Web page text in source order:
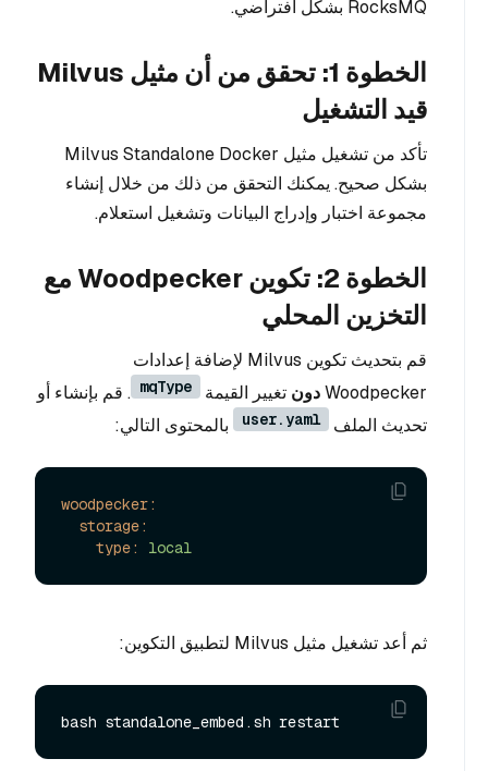
RocksMQ بشكل افتراضي.
الخطوة 1: تحقق من أن مثيل Milvus
قيد التشغيل
تأكد من تشغيل مثيل Milvus Standalone Docker
بشكل صحيح. يمكنك التحقق من ذلك من خلال إنشاء
مجموعة اختبار وإدراج البيانات وتشغيل استعلام.
الخطوة 2: تكوين Woodpecker مع
التخزين المحلي
قم بتحديث تكوين Milvus لإضافة إعدادات
Woodpeckerدون تغيير القيمة mqType . قم بإنشاء أو
تحديث الملف
user.yaml بالمحتوى التالي:
woodpecker:
storage:
type:
local
ثم أعد تشغيل مثيل Milvus لتطبيق التكوين: